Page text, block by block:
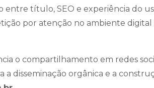
entre título, SEO e experiência do
por atenção no ambiente digital
o compartilhamento em redes
disseminação orgânica e a